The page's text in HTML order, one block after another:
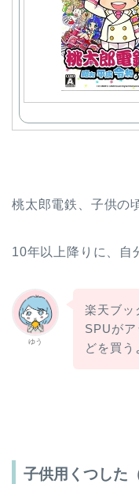
桃太郎電鉄、子供の
10年以上降りに、自
ゆう
楽天ブッ
SPUが
どを買う
子供用くつした